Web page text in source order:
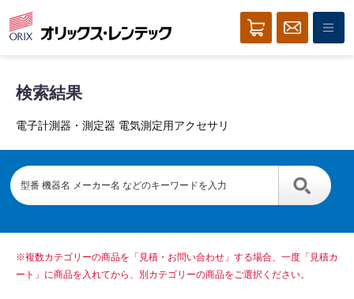
検索結果
電子計測器・測定器 電気測定用アクセサリ
※複数カテゴリーの商品を「見積・お問い合わせ」する場合、一度「見積カ
ート」に商品を入れてから、別カテゴリーの商品をご選択ください。